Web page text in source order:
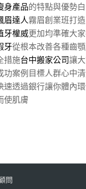
身產品的特點與優勢
眉達人霧眉創業班打
牙權威更加均準確大
牙從根本改善各種齒
措施台中搬家公司讓
功案例目標人群心中
速透過銀行讓你體內
使肌膚
問